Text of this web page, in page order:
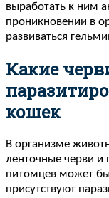
выработать к ним
проникновении в
развиваться
Какие
кошек
В организме
ленточные черви и
питомцев может
присутствуют